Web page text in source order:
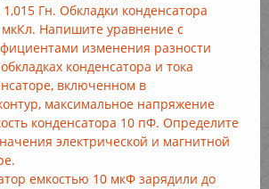
Гн. Обкладки конденсатора
Напишите уравнение с
изменения разности
конденсатора и тока
включенном в
максимальное напряжение
конденсатора 10 пФ. Определите
электрической и магнитной
емкостью 10 мкФ зарядили до